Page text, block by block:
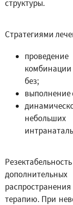
структуры.
Стратегиями
без;
выполнение
терапию. При